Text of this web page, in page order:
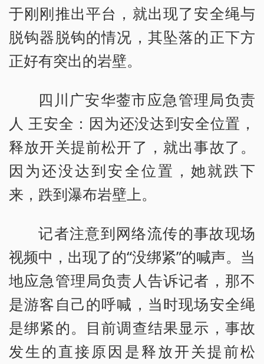
于刚刚推出平台，就出现了安全绳与
脱钩器脱钩的情况，其坠落的正下方
正好有突出的岩壁。
四川广安华蓥市应急管理局负责
人 王安全：因为还没达到安全位置，
释放开关提前松开了，就出事故了。
因为还没达到安全位置，她就跌下
来，跌到瀑布岩壁上。
记者注意到网络流传的事故现场
视频中，出现了的“没绑紧”的喊声。当
地应急管理局负责人告诉记者，那不
是游客自己的呼喊，当时现场安全绳
是绑紧的。目前调查结果显示，事故
发生的直接原因是释放开关提前松